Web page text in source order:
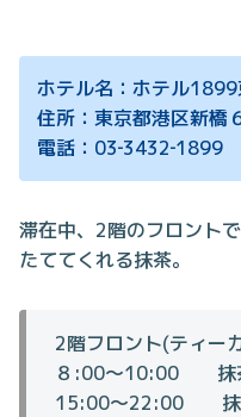
ホテル名：ホテル
住所：東京都港区新橋
電話：03‐3432‐1899
滞在中、2階のフロント
たててくれる抹茶。
2階フロント(ティー
８:00～10:00 抹
15:00～22:00 抹